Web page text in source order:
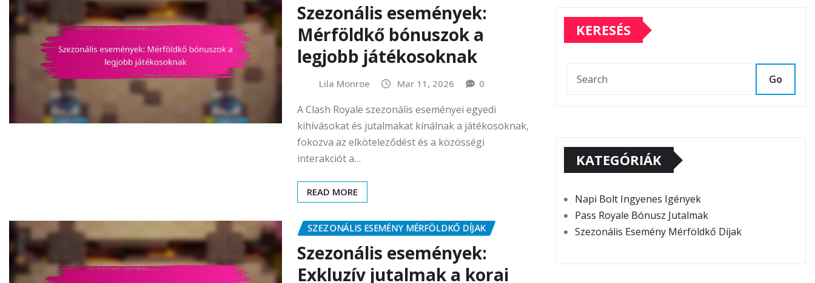
Szezonális események:
Mérföldkő bónuszok a
legjobb játékosoknak
Lila Monroe Mar 11, 2026 0
A Clash Royale szezonális eseményei egyedi
kihívásokat és jutalmakat kínálnak a játékosoknak,
fokozva az elköteleződést és a közösségi
interakciót a…
READ MORE
SZEZONÁLIS ESEMÉNY MÉRFÖLDKŐ DÍJAK
Szezonális események:
Exkluzív jutalmak a korai
KERESÉS
Go
KATEGÓRIÁK
Napi Bolt Ingyenes Igények
Pass Royale Bónusz Jutalmak
Szezonális Esemény Mérföldkő Díjak